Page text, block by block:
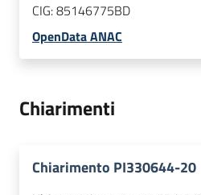
CIG:85146775BD
OpenData ANAC
Chiarimenti
Chiarimento PI330644-20